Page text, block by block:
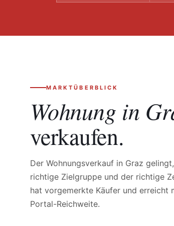
MARKTÜBERBLICK
Wohnung in
verkaufen.
Der Wohnungsverkauf in Graz
richtige Zielgruppe und der richtige
hat vorgemerkte Käufer und erreicht
Portal-Reichweite.